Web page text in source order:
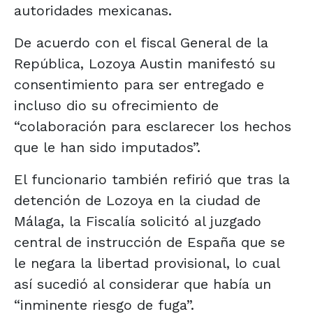
autoridades mexicanas.
De acuerdo con el fiscal General de la
República, Lozoya Austin manifestó su
consentimiento para ser entregado e
incluso dio su ofrecimiento de
“colaboración para esclarecer los hechos
que le han sido imputados”.
El funcionario también refirió que tras la
detención de Lozoya en la ciudad de
Málaga, la Fiscalía solicitó al juzgado
central de instrucción de España que se
le negara la libertad provisional, lo cual
así sucedió al considerar que había un
“inminente riesgo de fuga”.